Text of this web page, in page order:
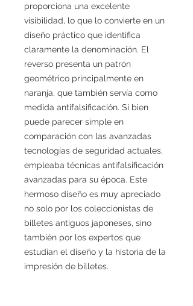
proporciona una excelente
visibilidad, lo que lo convierte en un
diseño práctico que identifica
claramente la denominación. El
reverso presenta un patrón
geométrico principalmente en
naranja, que también servía como
medida antifalsificación. Si bien
puede parecer simple en
comparación con las avanzadas
tecnologías de seguridad actuales,
empleaba técnicas antifalsificación
avanzadas para su época. Este
hermoso diseño es muy apreciado
no solo por los coleccionistas de
billetes antiguos japoneses, sino
también por los expertos que
estudian el diseño y la historia de la
impresión de billetes.